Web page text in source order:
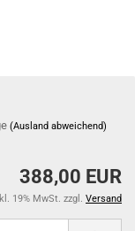
(Ausland abweichend)
388,00 EUR
19% MwSt. zzgl. Versand